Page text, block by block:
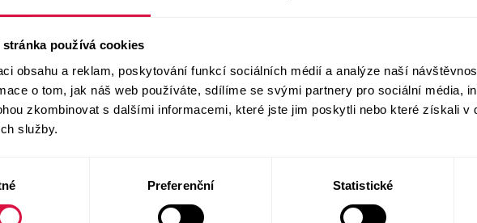
stránka používá cookies
obsahu a reklam, poskytování funkcí sociálních médií a analýze naší
o tom, jak náš web používáte, sdílíme se svými partnery pro sociální média,
zkombinovat s dalšími informacemi, které jste jim poskytli nebo které získali v
služby.
Preferenční Statistické